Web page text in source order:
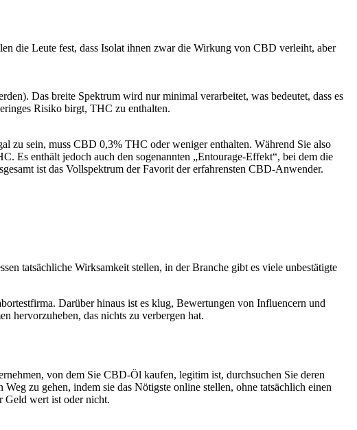
die Leute fest, dass Isolat ihnen zwar die Wirkung von CBD verleiht, aber
Das breite Spektrum wird nur minimal verarbeitet, was bedeutet, dass es
Risiko birgt, THC zu enthalten.
zu sein, muss CBD 0,3% THC oder weniger enthalten. Während Sie also
Es enthält jedoch auch den sogenannten „Entourage-Effekt“, bei dem die
ist das Vollspektrum der Favorit der erfahrensten CBD-Anwender.
tatsächliche Wirksamkeit stellen, in der Branche gibt es viele unbestätigte
Darüber hinaus ist es klug, Bewertungen von Influencern und
hervorzuheben, das nichts zu verbergen hat.
von dem Sie CBD-Öl kaufen, legitim ist, durchsuchen Sie deren
zu gehen, indem sie das Nötigste online stellen, ohne tatsächlich einen
Geld wert ist oder nicht.